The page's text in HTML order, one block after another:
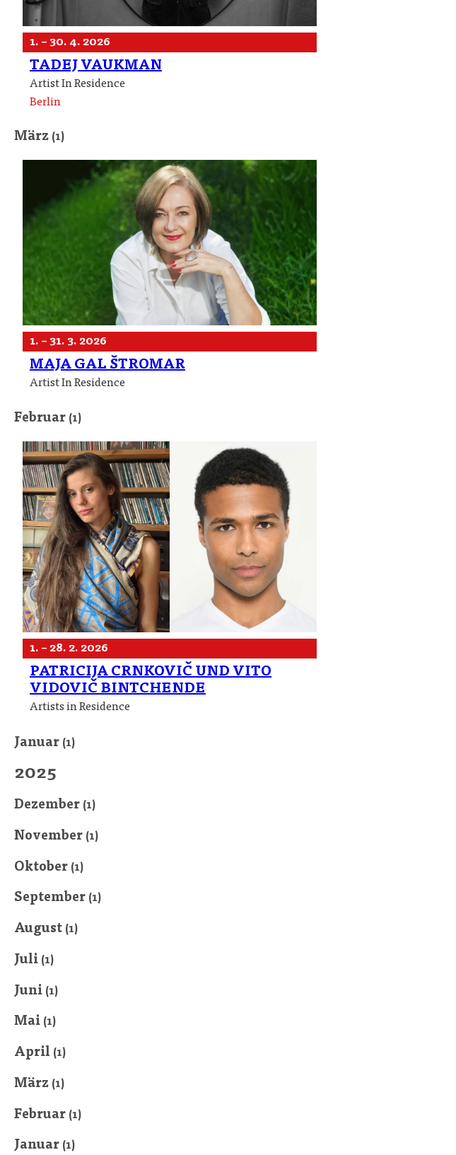
1. – 30. 4. 2026
TADEJ VAUKMAN
Artist In Residence
Berlin
März (1)
1. – 31. 3. 2026
MAJA GAL ŠTROMAR
Artist In Residence
Februar (1)
1. – 28. 2. 2026
PATRICIJA CRNKOVIČ UND VITO
VIDOVIČ BINTCHENDE
Artists in Residence
Januar (1)
2025
Dezember (1)
November (1)
Oktober (1)
September (1)
August (1)
Juli (1)
Juni (1)
Mai (1)
April (1)
März (1)
Februar (1)
Januar (1)